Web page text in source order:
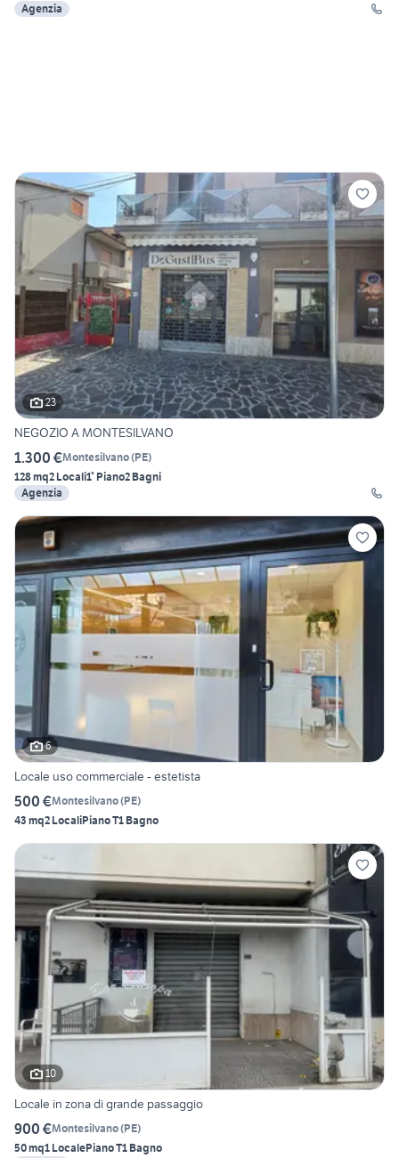
Agenzia
23
NEGOZIO A MONTESILVANO
1.300 €Montesilvano(PE)
128 mq2 Locali1° Piano2 Bagni
Agenzia
6
Locale uso commerciale - estetista
500 €Montesilvano(PE)
43 mq2 LocaliPiano T1 Bagno
10
Locale in zona di grande passaggio
900 €Montesilvano(PE)
50 mq1 LocalePiano T1 Bagno